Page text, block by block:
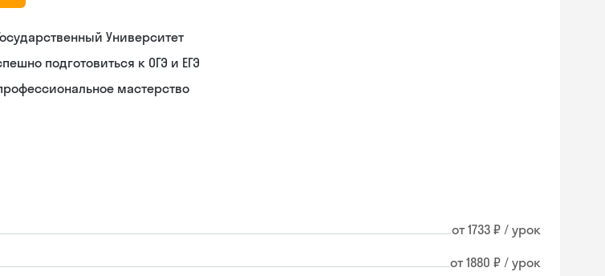
Университет
подготовиться к ОГЭ и ЕГЭ
мастерство
от 1733 ₽ / урок
от 1880 ₽ / урок